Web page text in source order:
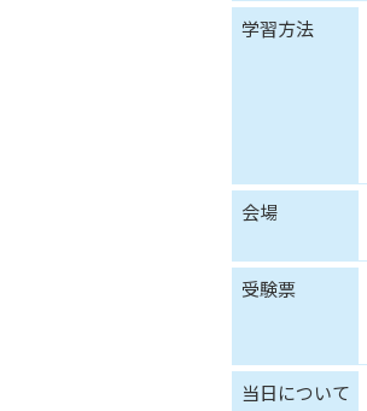
学習方法
会場
受験票
当日について